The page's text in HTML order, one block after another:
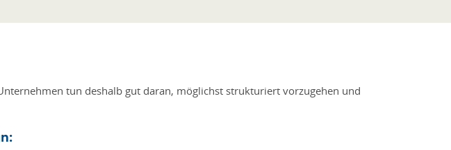
tun deshalb gut daran, möglichst strukturiert vorzugehen und